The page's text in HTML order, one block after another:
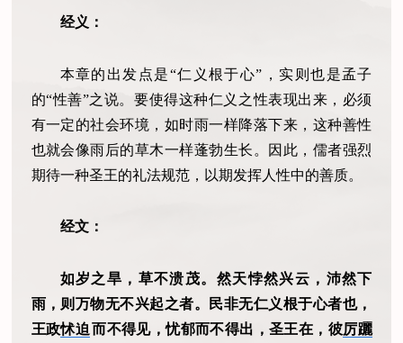
经义：
本章的出发点是“仁义根于心”，实则也是孟子
的“性善”之说。要使得这种仁义之性表现出来，必须
有一定的社会环境，如时雨一样降落下来，这种善性
也就会像雨后的草木一样蓬勃生长。因此，儒者强烈
期待一种圣王的礼法规范，以期发挥人性中的善质。
经文：
如岁之旱，草不溃茂。然天悖然兴云，沛然下
雨，则万物无不兴起之者。民非无仁义根于心者也，
王政怵迫 而不得见，忧郁而不得出，圣王在，彼厉躧